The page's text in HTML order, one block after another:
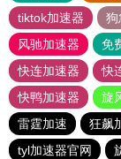
tiktok加速器
狗
风驰加速器
免
快连加速器
快
快鸭加速器
旋
雷霆加速
狂飙
tyl加速器官网